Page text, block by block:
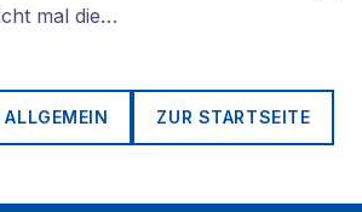
mal die…
ALLGEMEIN ZUR STARTSEITE